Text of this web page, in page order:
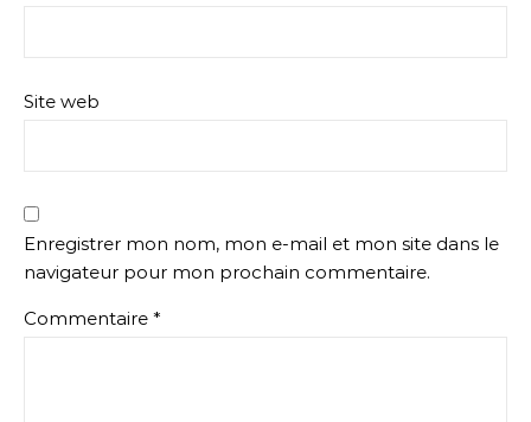
Site web
Enregistrer mon nom, mon e-mail et mon site dans le
navigateur pour mon prochain commentaire.
Commentaire *